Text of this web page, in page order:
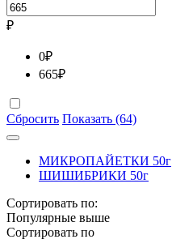
₽
0₽
665₽
Сбросить Показать (64)
МИКРОПАЙЕТКИ 50г
ШИШИБРИКИ 50г
Сортировать по:
Популярные выше
Сортировать по